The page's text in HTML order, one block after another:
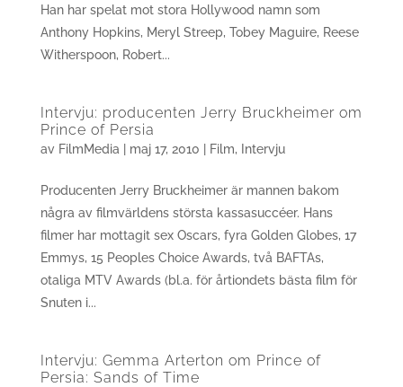
Han har spelat mot stora Hollywood namn som
Anthony Hopkins, Meryl Streep, Tobey Maguire, Reese
Witherspoon, Robert...
Intervju: producenten Jerry Bruckheimer om
Prince of Persia
av FilmMedia maj 17, 2010 Film, Intervju
Producenten Jerry Bruckheimer är mannen bakom
några av filmvärldens största kassasuccéer. Hans
filmer har mottagit sex Oscars, fyra Golden Globes, 17
Emmys, 15 Peoples Choice Awards, två BAFTAs,
otaliga MTV Awards (bl.a. för årtiondets bästa film för
Snuten i...
Intervju: Gemma Arterton om Prince of
Persia: Sands of Time